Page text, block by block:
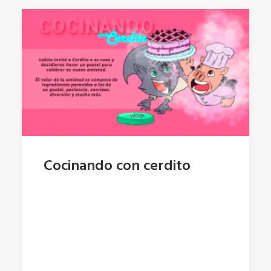
Cocinando con cerdito